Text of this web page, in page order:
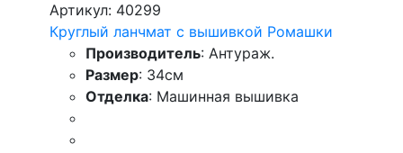
Артикул: 40299
Круглый ланчмат с вышивкой Ромашки
Производитель: Антураж.
Размер: 34см
Отделка: Машинная вышивка